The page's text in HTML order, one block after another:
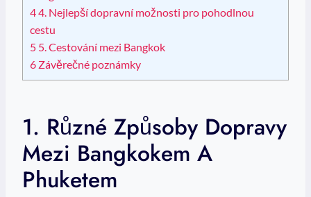
44. ⁣Nejlepší dopravní‍ možnosti pro pohodlnou
⁤cestu
5 5. Cestování mezi Bangkok
6 Závěrečné poznámky
1. Různé ⁣způsoby⁢ Dopravy
Mezi Bangkokem A
Phuketem